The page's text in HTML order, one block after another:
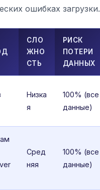
ошибках загрузки.
СЛО
ЖНО
СТЬ
РИСК
ПОТЕРИ
ДАННЫХ
Низка
я
100% (все
данные)
Сред
няя
100% (все
данные)